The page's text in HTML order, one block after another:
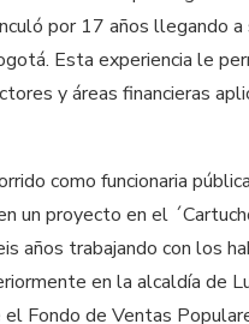
por 17 años llegando
Esta experiencia le
y áreas financieras
como funcionaria
un proyecto en el
años trabajando con los
en la alcaldía de
Fondo de Ventas